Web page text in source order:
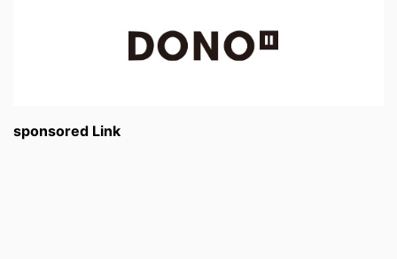
sponsored Link